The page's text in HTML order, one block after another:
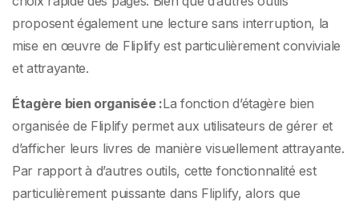
proposent également une lecture sans interruption, la
mise en œuvre de Fliplify est particulièrement conviviale
et attrayante.
Étagère bien organisée :La fonction d’étagère bien
organisée de Fliplify permet aux utilisateurs de gérer et
d’afficher leurs livres de manière visuellement attrayante.
Par rapport à d’autres outils, cette fonctionnalité est
particulièrement puissante dans Fliplify, alors que